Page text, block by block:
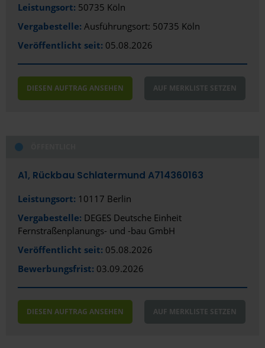
Braunschweig
Bremen
Coesfeld
Cottbus
Cuxhaven
Dachau
Darmstadt
Dessau-Roßlau
Leistungsort: 50735 Köln
Vergabestelle: Ausführungsort: 50735 Köln
Veröffentlicht seit: 05.08.2026
DIESEN AUFTRAG ANSEHEN AUF MERKLISTE SETZEN
A1, Rückbau Schlatermund A714360163
Leistungsort: 10117 Berlin
Vergabestelle: DEGES Deutsche Einheit
Fernstraßenplanungs- und -bau GmbH
Veröffentlicht seit: 05.08.2026
Bewerbungsfrist: 03.09.2026
DIESEN AUFTRAG ANSEHEN AUF MERKLISTE SETZEN